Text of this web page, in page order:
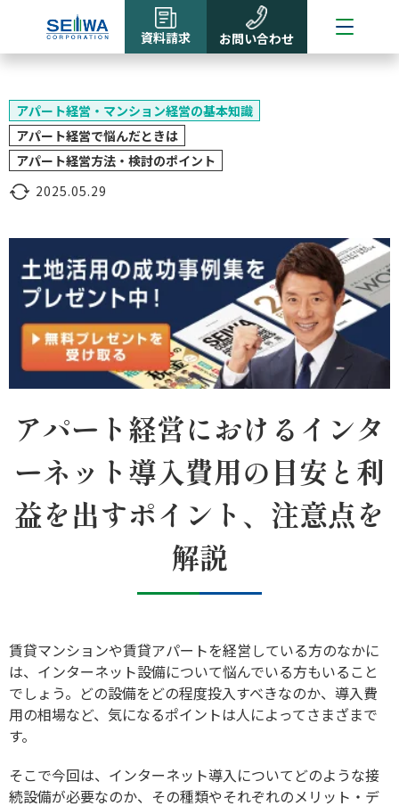
資料請求 お問い合わせ
2025.05.29
アパート経営・マンション経営の基本知識
アパート経営で悩んだときは
アパート経営方法・検討のポイント
アパート経営におけるインタ
ーネット導入費用の目安と利
益を出すポイント、注意点を
解説
賃貸マンションや賃貸アパートを経営している方のなかに
は、インターネット設備について悩んでいる方もいること
でしょう。どの設備をどの程度投入すべきなのか、導入費
用の相場など、気になるポイントは人によってさまざまで
す。
そこで今回は、インターネット導入についてどのような接
続設備が必要なのか、その種類やそれぞれのメリット・デ